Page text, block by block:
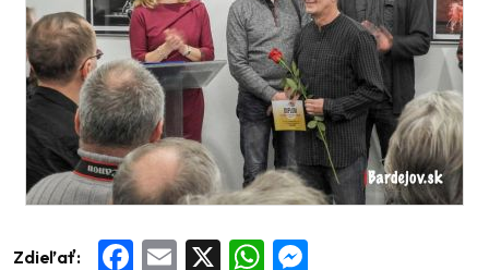
Zdieľať: Facebook
Email WhatsApp